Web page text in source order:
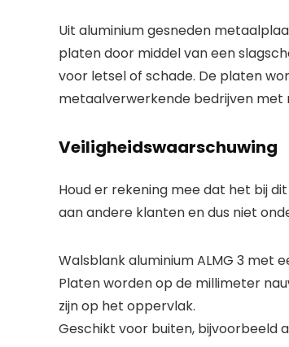
Uit aluminium gesneden
platen door middel van een
voor letsel of schade. De platen
metaalverwerkende bedrijven met
Veiligheidswaarschuwing
Houd er rekening mee dat het bij
aan andere klanten en dus niet
Walsblank aluminium ALMG 3 met
Platen worden op de millimeter
zijn op het oppervlak.
Geschikt voor buiten, bijvoorbeeld